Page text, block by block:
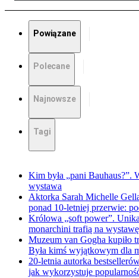
Powiązane
Polecane
Najnowsze
Tagi
Kim była „pani Bauhaus?”.
wystawa
Aktorka Sarah Michelle
ponad 10-letniej przerwie:
Królowa „soft power”.
monarchini trafią na wystawę
Muzeum van Gogha kupiło
Była kimś wyjątkowym dla
20-letnia autorka
jak wykorzystuje